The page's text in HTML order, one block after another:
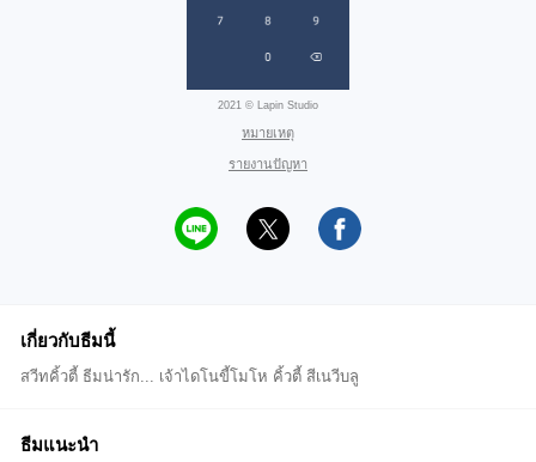
2021 © Lapin Studio
หมายเหตุ
รายงานปัญหา
เกี่ยวกับธีมนี้
สวีทคิ้วตี้ ธีมน่ารัก... เจ้าไดโนขี้โมโห คิ้วตี้ สีเนวีบลู
ธีมแนะนำ